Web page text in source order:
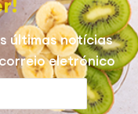
últimas notícias
eletrónico